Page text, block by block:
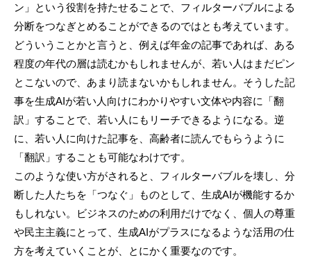
ン」という役割を持たせることで、フィルターバブルによる
分断をつなぎとめることができるのではとも考えています。
どういうことかと言うと、例えば年金の記事であれば、ある
程度の年代の層は読むかもしれませんが、若い人はまだピン
とこないので、あまり読まないかもしれません。そうした記
事を生成AIが若い人向けにわかりやすい文体や内容に「翻
訳」することで、若い人にもリーチできるようになる。逆
に、若い人に向けた記事を、高齢者に読んでもらうように
「翻訳」することも可能なわけです。
このような使い方がされると、フィルターバブルを壊し、分
断した人たちを「つなぐ」ものとして、生成AIが機能するか
もしれない。ビジネスのための利用だけでなく、個人の尊重
や民主主義にとって、生成AIがプラスになるような活用の仕
方を考えていくことが、とにかく重要なのです。